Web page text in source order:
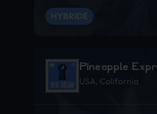
HYBRIDE
Pineapple
USA, California